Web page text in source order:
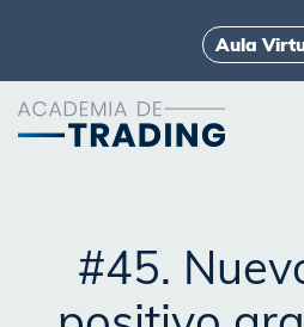
Aula
#45.